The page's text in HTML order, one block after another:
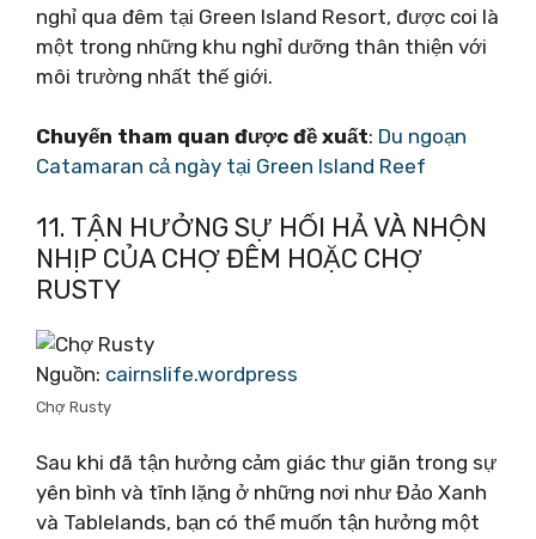
nghỉ qua đêm tại Green Island Resort, được coi là
một trong những khu nghỉ dưỡng thân thiện với
môi trường nhất thế giới.
Chuyến tham quan được đề xuất: Du ngoạn
Catamaran cả ngày tại Green Island Reef
11. TẬN HƯỞNG SỰ HỐI HẢ VÀ NHỘN
NHỊP CỦA CHỢ ĐÊM HOẶC CHỢ
RUSTY
Nguồn: cairnslife.wordpress
Chợ Rusty
Sau khi đã tận hưởng cảm giác thư giãn trong sự
yên bình và tĩnh lặng ở những nơi như Đảo Xanh
và Tablelands, bạn có thể muốn tận hưởng một